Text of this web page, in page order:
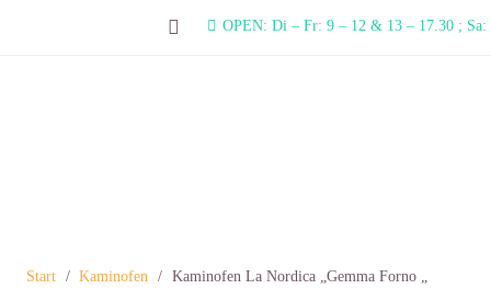
OPEN: Di – Fr: 9 – 12 & 13 – 17.30 ; Sa:
Start / Kaminofen / Kaminofen La Nordica „Gemma Forno „